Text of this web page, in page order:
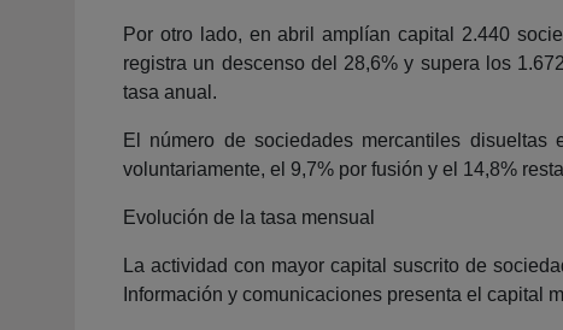
Por otro lado, en abril amplían capital 2.440
registra un descenso del 28,6% y supera los
tasa anual.
El número de sociedades mercantiles
voluntariamente, el 9,7% por fusión y el 14,8%
Evolución de la tasa mensual
La actividad con mayor capital suscrito de
Información y comunicaciones presenta el capital